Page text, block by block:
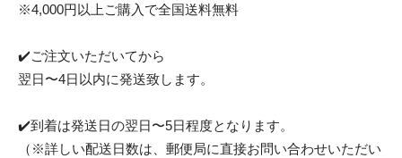
※4,000円以上ご購入で全国送料無料
✔️ご注文いただいてから
翌日〜4日以内に発送致します。
✔️到着は発送日の翌日〜5日程度となります。
（※詳しい配送日数は、郵便局に直接お問い合わせいただい